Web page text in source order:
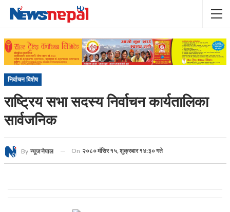
निर्वाचन विशेष
राष्ट्रिय सभा सदस्य निर्वाचन कार्यतालिका
सार्वजनिक
By न्यूज नेपाल On २०८० मंसिर १५, शुक्रबार १४:३० गते